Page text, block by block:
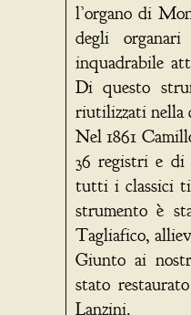
l’organo di
degli
inquadrabile
Di questo
riutilizzati nella
Nel 1861
36 registri e di
tutti i classici
strumento è
Tagliafico,
Giunto ai
stato
Lanzini.